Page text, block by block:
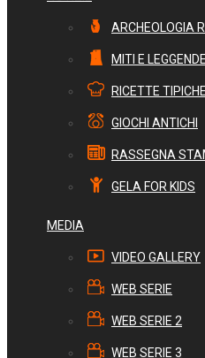
ARCHEOLOGIA
MITI E LEGGENDE
RICETTE
GIOCHI ANTICHI
RASSEGNA
GELA FOR KIDS
MEDIA
VIDEO GALLERY
WEB SERIE
WEB SERIE 2
WEB SERIE 3